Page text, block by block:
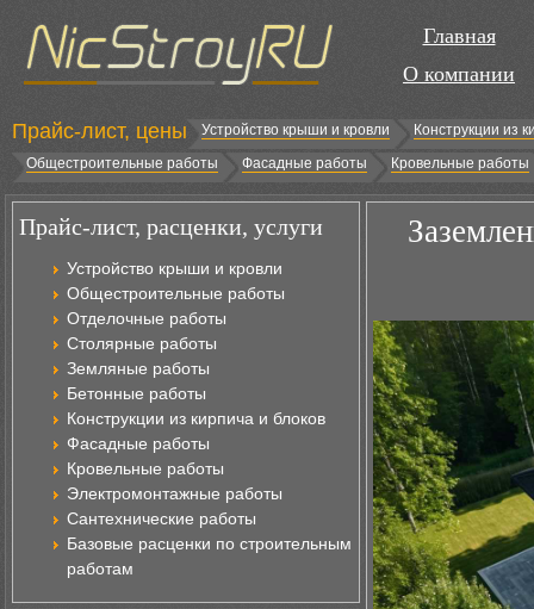
Главная
О компании
Прайс-лист, цены Устройство крыши и кровли
Конструкции из
Общестроительные работы
Фасадные работы Кровельные работы
Прайс-лист, расценки, услуги
Устройство крыши и кровли
Общестроительные работы
Отделочные работы
Столярные работы
Земляные работы
Бетонные работы
Конструкции из кирпича и блоков
Фасадные работы
Кровельные работы
Электромонтажные работы
Сантехнические работы
Базовые расценки по строительным
работам